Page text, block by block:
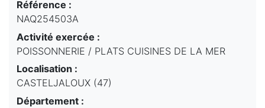
Référence :
NAQ254503A
Activité exercée :
POISSONNERIE / PLATS CUISINES DE LA MER
Localisation :
CASTELJALOUX (47)
Département :